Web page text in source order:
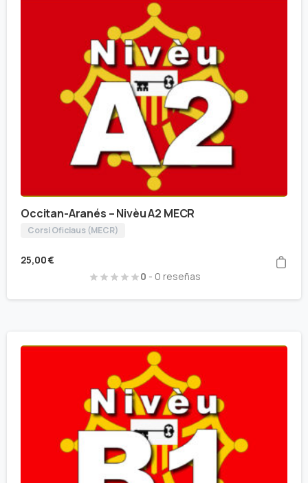
Occitan-Aranés – Nivèu A2 MECR
Corsi Oficiaus (MECR)
25,00€
0 - 0 reseñas